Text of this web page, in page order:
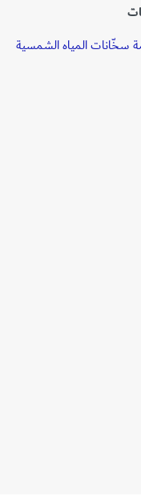
سخّانات المياه الشمسية